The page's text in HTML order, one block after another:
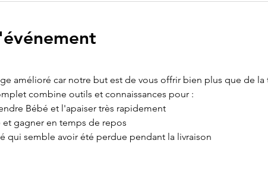
amélioré car notre but est de vous offrir bien plus que de la
combine outils et connaissances pour :
Bébé et l'apaiser très rapidement
gagner en temps de repos
qui semble avoir été perdue pendant la livraison